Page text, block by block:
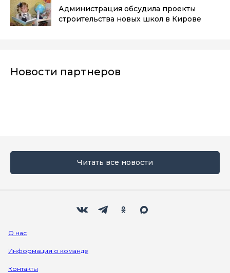
Администрация обсудила проекты
строительства новых школ в Кирове
Новости партнеров
Читать все новости
О нас
Информация о команде
Контакты